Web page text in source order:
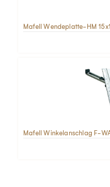
Mafell Wendeplatte-HM
Mafell Winkelanschlag F-